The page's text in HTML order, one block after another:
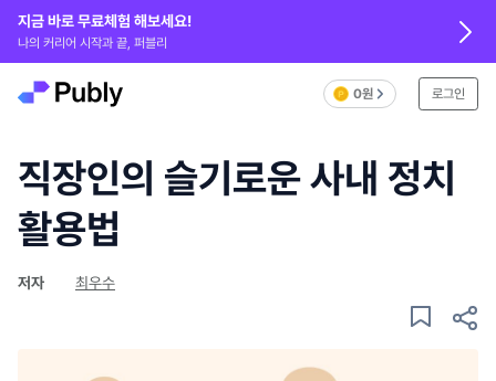
지금 바로 무료체험 해보세요!
나의 커리어 시작과 끝, 퍼블리
0원 로그인
직장인의 슬기로운 사내 정치
활용법
저자 최우수